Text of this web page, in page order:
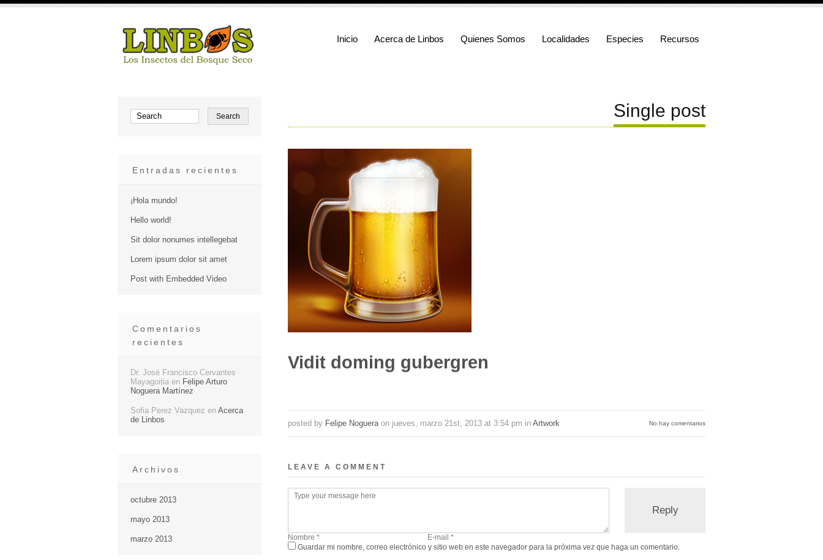
Inicio Acerca de Linbos Quienes Somos Localidades Especies Recursos
Single post
Vidit doming gubergren
No hay comentarios
posted by Felipe Nogueraon jueves, marzo 21st, 2013 at 3:54 pm in Artwork
LEAVE A COMMENT
Guardar mi nombre, correo electrónico y sitio web en este navegador para la próxima vez que haga un comentario.
Entradas recientes
¡Hola mundo!
Hello world!
Sit dolor nonumes intellegebat
Lorem ipsum dolor sit amet
Post with Embedded Video
Comentarios
recientes
Dr. José Francisco Cervantes
Mayagoitia en Felipe Arturo
Noguera Martínez
Sofia Perez Vazquez en Acerca
de Linbos
Archivos
octubre 2013
mayo 2013
marzo 2013